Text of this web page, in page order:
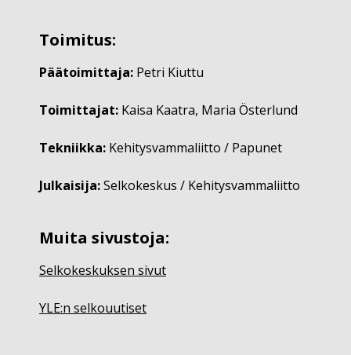
Toimitus:
Päätoimittaja: Petri Kiuttu
Toimittajat: Kaisa Kaatra, Maria Österlund
Tekniikka: Kehitysvammaliitto / Papunet
Julkaisija:Selkokeskus / Kehitysvammaliitto
Muita sivustoja:
Selkokeskuksen sivut
YLE:n selkouutiset